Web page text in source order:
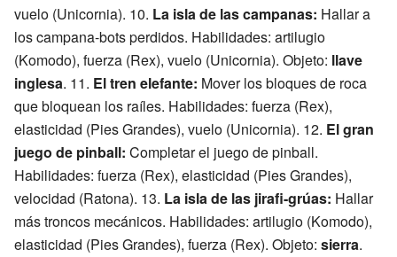
vuelo (Unicornia). 10. La isla de las campanas: Hallar a
los campana-bots perdidos. Habilidades: artilugio
(Komodo), fuerza (Rex), vuelo (Unicornia). Objeto: llave
inglesa. 11. El tren elefante: Mover los bloques de roca
que bloquean los raíles. Habilidades: fuerza (Rex),
elasticidad (Pies Grandes), vuelo (Unicornia). 12. El gran
juego de pinball: Completar el juego de pinball.
Habilidades: fuerza (Rex), elasticidad (Pies Grandes),
velocidad (Ratona). 13. La isla de las jirafi-grúas: Hallar
más troncos mecánicos. Habilidades: artilugio (Komodo),
elasticidad (Pies Grandes), fuerza (Rex). Objeto: sierra.